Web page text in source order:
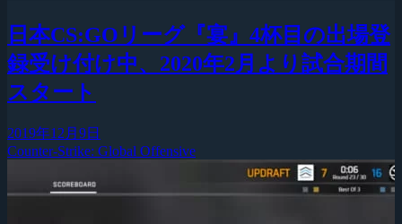
日本CS:GOリーグ『宴』4杯目の出場登
録受け付け中、2020年2月より試合期間
スタート
2019年12月9日
Counter-Strike: Global Offensive